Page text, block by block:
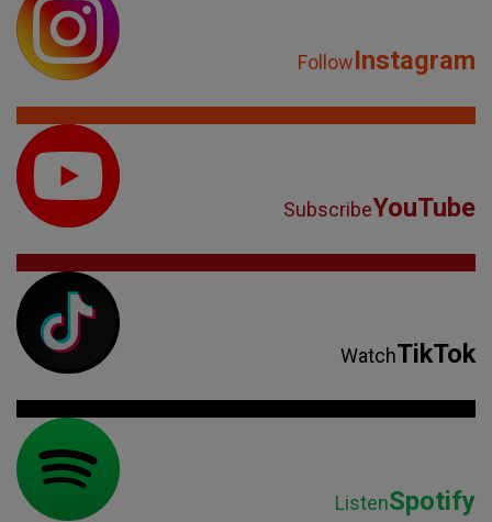
FollowInstagram
SubscribeYouTube
WatchTikTok
ListenSpotify